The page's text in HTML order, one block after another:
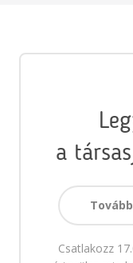
a
Csatlakozz